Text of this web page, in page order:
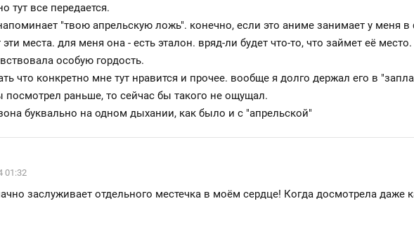
тут все передается.
"твою апрельскую ложь". конечно, если это аниме занимает у меня в
места. для меня она - есть эталон. вряд-ли будет что-то, что займет её
особую гордость.
что конкретно мне тут нравится и прочее. вообще я долго держал его в
раньше, то сейчас бы такого не ощущал.
буквально на одном дыхании, как было и с "апрельской"
01:32
заслуживает отдельного местечка в моём сердце! Когда досмотрела даже